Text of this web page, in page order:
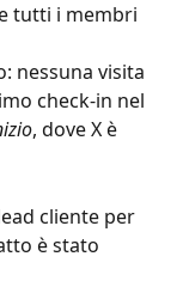
tutti i membri
nessuna visita
check-in nel
, dove X è
cliente per
è stato